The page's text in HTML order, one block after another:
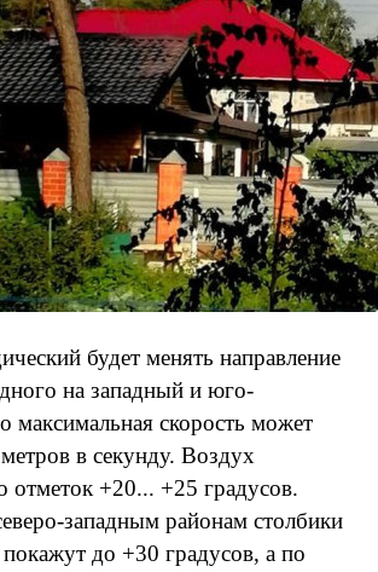
будет менять направление
на западный и юго-
максимальная скорость может
в секунду. Воздух
отметок +20... +25 градусов.
западным районам столбики
до +30 градусов, а по